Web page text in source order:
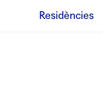
Residències